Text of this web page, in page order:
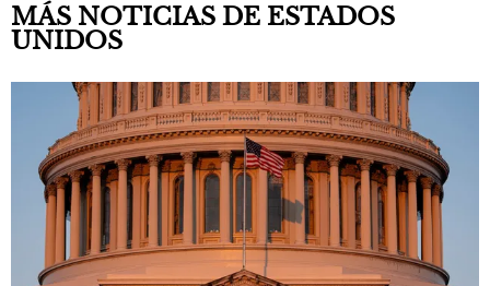
MÁS NOTICIAS DE ESTADOS
UNIDOS